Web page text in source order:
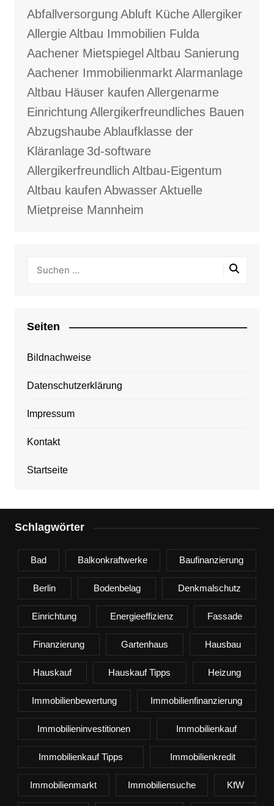
Abfallversorgung Abluft KücheAllergiker
AllergieAltbau Immobilien Fulda
Aachener Mietspiegel Altbau Sanierung
Aachener ImmobilienmarktAlarmanlage
Altbau Häuser kaufen Allergenarme
Einrichtung Allergikerfreundliches Bauen
AbzugshaubeAblaufklasse der
Kläranlage 3d-software
Allergikerfreundlich Altbau-Eigentum
Altbau kaufen AbwasserAktuelle
Mietpreise Mannheim
Seiten
Bildnachweise
Datenschutzerklärung
Impressum
Kontakt
Startseite
Schlagwörter
Bad Balkonkraftwerke Baufinanzierung
Berlin Bodenbelag Denkmalschutz
Einrichtung Energieeffizienz Fassade
Finanzierung Gartenhaus Hausbau
Hauskauf Hauskauf Tipps Heizung
Immobilienbewertung Immobilienfinanzierung
Immobilieninvestitionen Immobilienkauf
Immobilienkauf Tipps Immobilienkredit
Immobilienmarkt Immobiliensuche KfW